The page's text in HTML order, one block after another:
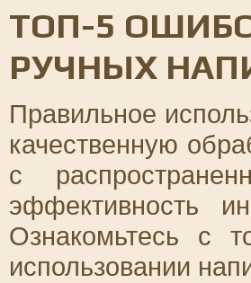
ТОП-5
РУЧНЫХ
Правильное
качественную
с
эффективность
Ознакомьтесь с
использовании